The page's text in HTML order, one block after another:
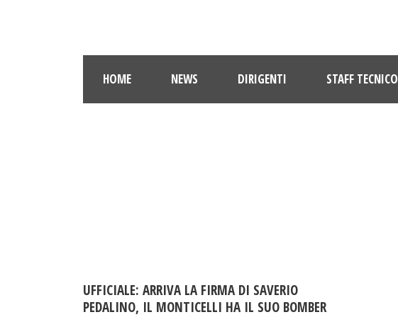
HOME NEWS DIRIGENTI STAFF TECNICO
UFFICIALE: ARRIVA LA FIRMA DI SAVERIO
PEDALINO, IL MONTICELLI HA IL SUO BOMBER